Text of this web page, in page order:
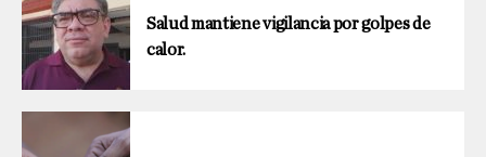
Salud mantiene vigilancia por golpes de
calor.